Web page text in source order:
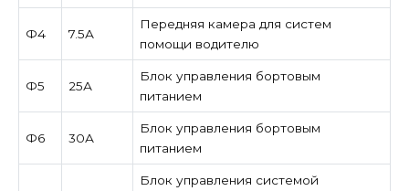
Ф4 7.5А
Передняя камера для систем
помощи водителю
Ф5 25А
Блок управления бортовым
питанием
Ф6 30А
Блок управления бортовым
питанием
Блок управления системой